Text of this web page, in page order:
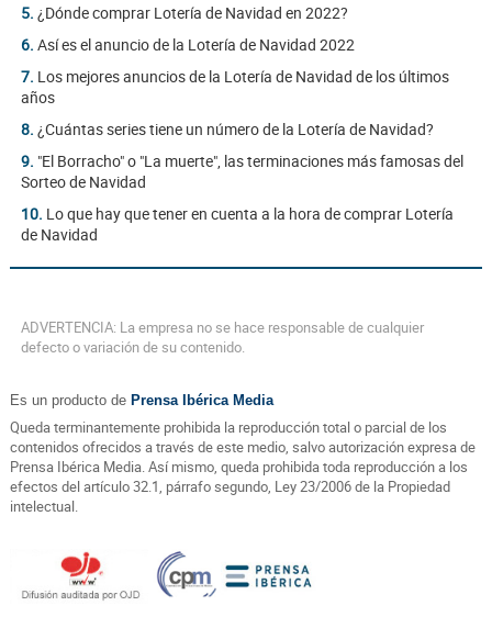
5. ¿Dónde comprar Lotería de Navidad en 2022?
6. Así es el anuncio de la Lotería de Navidad 2022
7. Los mejores anuncios de la Lotería de Navidad de los últimos
años
8. ¿Cuántas series tiene un número de la Lotería de Navidad?
9. "El Borracho" o "La muerte", las terminaciones más famosas del
Sorteo de Navidad
10. Lo que hay que tener en cuenta a la hora de comprar Lotería
de Navidad
ADVERTENCIA: La empresa no se hace responsable de cualquier
defecto o variación de su contenido.
Es un producto de Prensa Ibérica Media
Queda terminantemente prohibida la reproducción total o parcial de los
contenidos ofrecidos a través de este medio, salvo autorización expresa de
Prensa Ibérica Media. Así mismo, queda prohibida toda reproducción a los
efectos del artículo 32.1, párrafo segundo, Ley 23/2006 de la Propiedad
intelectual.